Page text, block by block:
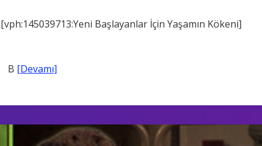
[vph:145039713:Yeni Başlayanlar İçin Yaşamın Kökeni]
B [Devamı]